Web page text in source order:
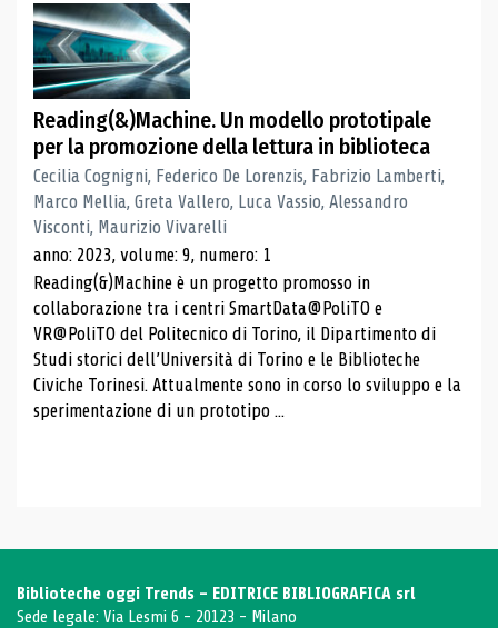
Reading(&)Machine. Un modello prototipale
per la promozione della lettura in biblioteca
Cecilia Cognigni, Federico De Lorenzis, Fabrizio Lamberti,
Marco Mellia, Greta Vallero, Luca Vassio, Alessandro
Visconti, Maurizio Vivarelli
anno: 2023, volume: 9, numero: 1
Reading(&)Machine è un progetto promosso in
collaborazione tra i centri SmartData@PoliTO e
VR@PoliTO del Politecnico di Torino, il Dipartimento di
Studi storici dell’Università di Torino e le Biblioteche
Civiche Torinesi. Attualmente sono in corso lo sviluppo e la
sperimentazione di un prototipo ...
Biblioteche oggi Trends - EDITRICE BIBLIOGRAFICA srl
Sede legale: Via Lesmi 6 - 20123 - Milano